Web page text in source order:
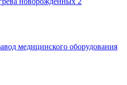
медицинского оборудования